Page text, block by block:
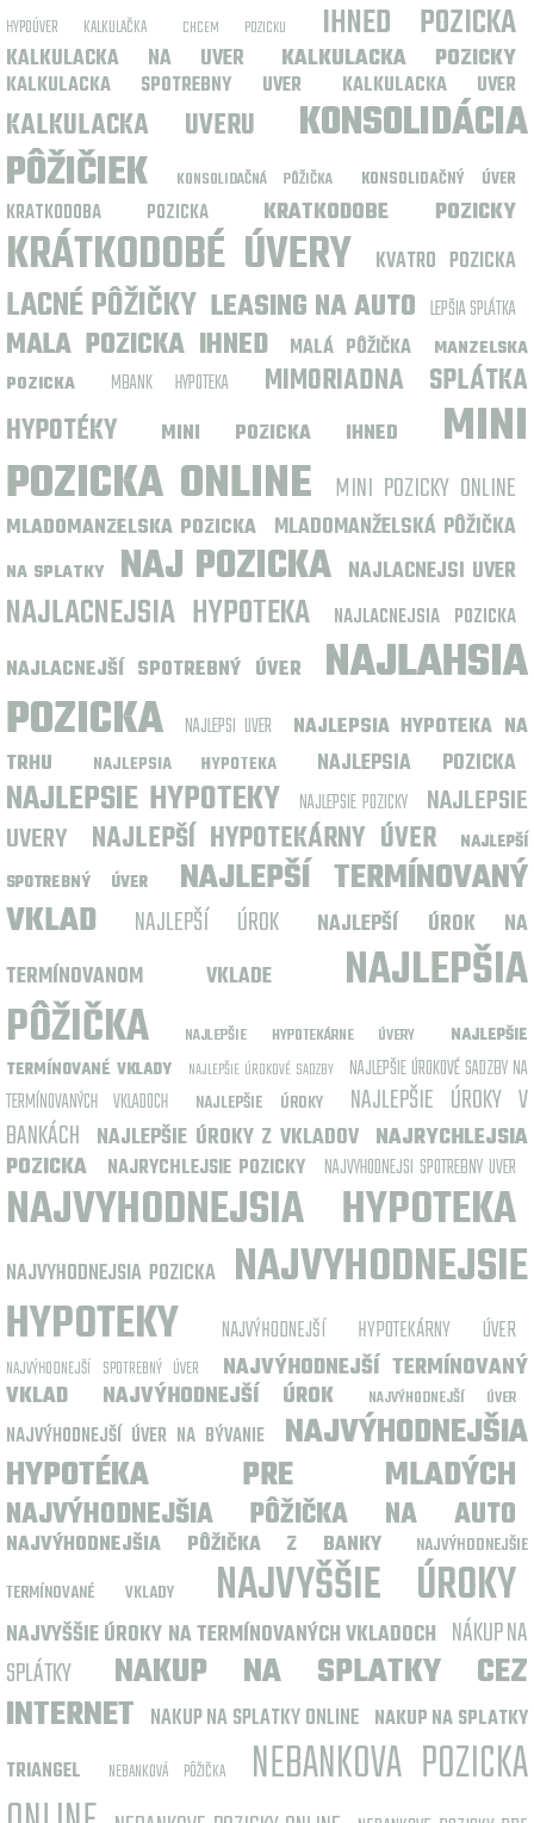
HYPOÚVER KALKULAČKA CHCEM POZICKU IHNED POZICKA
KALKULACKA NA UVER KALKULACKA POZICKY
KALKULACKA SPOTREBNY UVER KALKULACKA UVER
KALKULACKA UVERU
KONSOLIDÁCIA
PÔŽIČIEK
KONSOLIDAČNÁ PÔŽIČKA KONSOLIDAČNÝ ÚVER
KRATKODOBA POZICKA KRATKODOBE POZICKY
KRÁTKODOBÉ ÚVERY KVATRO POZICKA
LACNÉ PÔŽIČKY LEASING NA AUTO LEPŠIA SPLÁTKA
MALA POZICKA IHNED MALÁ PÔŽIČKA
MANZELSKA
POZICKA
MBANK HYPOTEKA
MIMORIADNA SPLÁTKA
HYPOTÉKY
MINI POZICKA IHNED
MINI
POZICKA ONLINE MINI POZICKY ONLINE
MLADOMANZELSKA POZICKA MLADOMANŽELSKÁ PÔŽIČKA
NA SPLATKY NAJ POZICKA NAJLACNEJSI UVER
NAJLACNEJSIA HYPOTEKA
NAJLACNEJSIA POZICKA
NAJLACNEJŠÍ SPOTREBNÝ ÚVER
NAJLAHSIA
POZICKA
NAJLEPSI UVER
NAJLEPSIA HYPOTEKA NA
TRHU
NAJLEPSIA HYPOTEKA NAJLEPSIA POZICKA
NAJLEPSIE HYPOTEKY NAJLEPSIE POZICKY
NAJLEPSIE
UVERY
NAJLEPŠÍ HYPOTEKÁRNY ÚVER
NAJLEPŠÍ
SPOTREBNÝ ÚVER
NAJLEPŠÍ TERMÍNOVANÝ
VKLAD
NAJLEPŠÍ ÚROK
NAJLEPŠÍ ÚROK NA
TERMÍNOVANOM VKLADE
NAJLEPŠIA
PÔŽIČKA
NAJLEPŠIE HYPOTEKÁRNE ÚVERY
NAJLEPŠIE
TERMÍNOVANÉ VKLADY
NAJLEPŠIE ÚROKOVÉ SADZBY
NAJLEPŠIE ÚROKOVÉ SADZBY NA
TERMÍNOVANÝCH VKLADOCH
NAJLEPŠIE ÚROKY
NAJLEPŠIE ÚROKY V
BANKÁCH NAJLEPŠIE ÚROKY Z VKLADOV NAJRYCHLEJSIA
POZICKA
NAJRYCHLEJSIE POZICKY NAJVYHODNEJSI SPOTREBNY UVER
NAJVYHODNEJSIA HYPOTEKA
NAJVYHODNEJSIA POZICKA NAJVYHODNEJSIE
HYPOTEKY
NAJVÝHODNEJŠÍ HYPOTEKÁRNY ÚVER
NAJVÝHODNEJŠÍ SPOTREBNÝ ÚVER
NAJVÝHODNEJŠÍ TERMÍNOVANÝ
VKLAD
NAJVÝHODNEJŠÍ ÚROK NAJVÝHODNEJŠÍ ÚVER
NAJVÝHODNEJŠÍ ÚVER NA BÝVANIE
NAJVÝHODNEJŠIA
HYPOTÉKA PRE MLADÝCH
NAJVÝHODNEJŠIA PÔŽIČKA NA AUTO
NAJVÝHODNEJŠIA PÔŽIČKA Z BANKY
NAJVÝHODNEJŠIE
TERMÍNOVANÉ VKLADY
NAJVYŠŠIE ÚROKY
NAJVYŠŠIE ÚROKY NA TERMÍNOVANÝCH VKLADOCH NÁKUP NA
SPLÁTKY
NAKUP NA SPLATKY CEZ
INTERNET NAKUP NA SPLATKY ONLINE NAKUP NA SPLATKY
TRIANGEL
NEBANKOVÁ PÔŽIČKA
NEBANKOVA POZICKA